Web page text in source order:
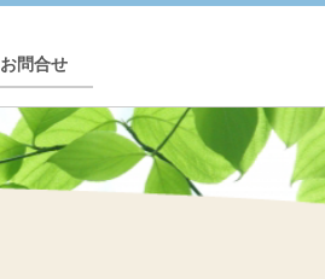
お問合せ